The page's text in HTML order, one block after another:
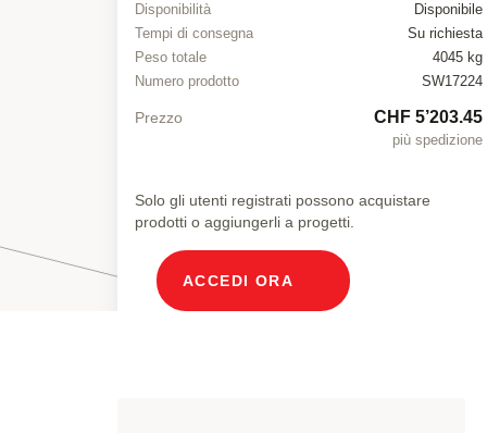
Disponibilità
Disponibile
Tempi di consegna
Su richiesta
Peso totale
4045 kg
Numero prodotto
SW17224
Prezzo CHF 5’203.45
più spedizione
Solo gli utenti registrati possono acquistare
prodotti o aggiungerli a progetti.
ACCEDI ORA